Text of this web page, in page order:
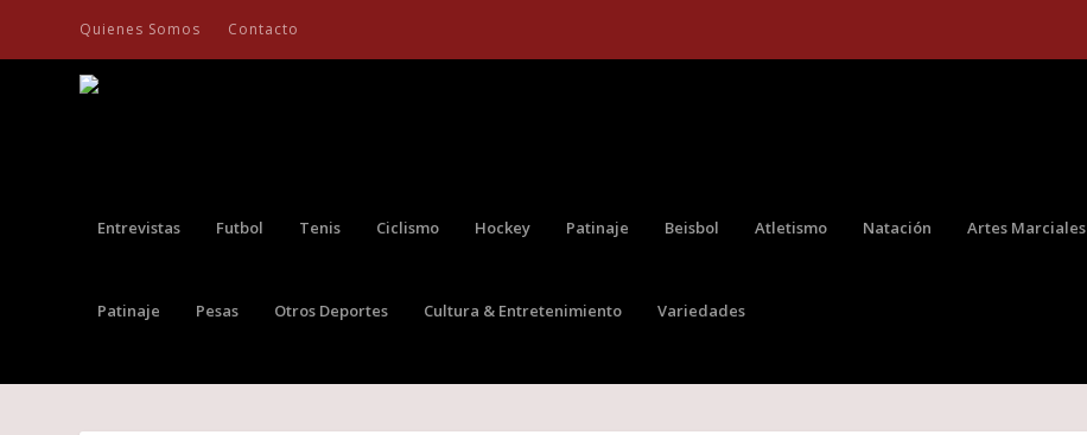
Quienes Somos Contacto
Entrevistas Futbol Tenis Ciclismo Hockey Patinaje Beisbol Atletismo Natación Artes Marciales
Patinaje Pesas Otros Deportes Cultura & Entretenimiento Variedades